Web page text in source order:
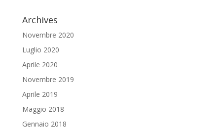
Archives
Novembre 2020
Luglio 2020
Aprile 2020
Novembre 2019
Aprile 2019
Maggio 2018
Gennaio 2018